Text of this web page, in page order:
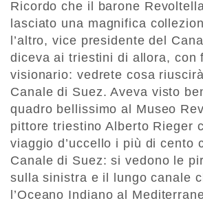
Ricordo che il barone
lasciato una magnifica
l’altro, vice presidente del
diceva ai triestini di allora, con
visionario: vedrete cosa
Canale di Suez. Aveva visto
quadro bellissimo al Museo
pittore triestino Alberto Rieger
viaggio d’uccello i più di cento
Canale di Suez: si vedono le
sulla sinistra e il lungo canale
l’Oceano Indiano al